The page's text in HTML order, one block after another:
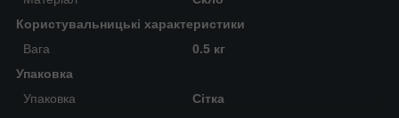
Користувальницькі характеристики
Вага
0.5 кг
Упаковка
Упаковка
Сітка